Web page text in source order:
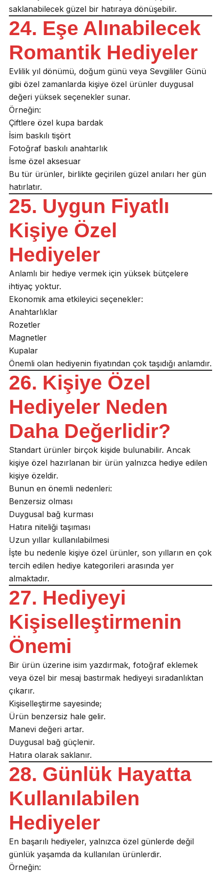
saklanabilecek güzel bir hatıraya dönüşebilir.
24. Eşe Alınabilecek
Romantik Hediyeler
Evlilik yıl dönümü, doğum günü veya Sevgililer Günü
gibi özel zamanlarda kişiye özel ürünler duygusal
değeri yüksek seçenekler sunar.
Örneğin:
Çiftlere özel kupa bardak
İsim baskılı tişört
Fotoğraf baskılı anahtarlık
İsme özel aksesuar
Bu tür ürünler, birlikte geçirilen güzel anıları her gün
hatırlatır.
25. Uygun Fiyatlı
Kişiye Özel
Hediyeler
Anlamlı bir hediye vermek için yüksek bütçelere
ihtiyaç yoktur.
Ekonomik ama etkileyici seçenekler:
Anahtarlıklar
Rozetler
Magnetler
Kupalar
Önemli olan hediyenin fiyatından çok taşıdığı anlamdır.
26. Kişiye Özel
Hediyeler Neden
Daha Değerlidir?
Standart ürünler birçok kişide bulunabilir. Ancak
kişiye özel hazırlanan bir ürün yalnızca hediye edilen
kişiye özeldir.
Bunun en önemli nedenleri:
Benzersiz olması
Duygusal bağ kurması
Hatıra niteliği taşıması
Uzun yıllar kullanılabilmesi
İşte bu nedenle kişiye özel ürünler, son yılların en çok
tercih edilen hediye kategorileri arasında yer
almaktadır.
27. Hediyeyi
Kişiselleştirmenin
Önemi
Bir ürün üzerine isim yazdırmak, fotoğraf eklemek
veya özel bir mesaj bastırmak hediyeyi sıradanlıktan
çıkarır.
Kişiselleştirme sayesinde;
Ürün benzersiz hale gelir.
Manevi değeri artar.
Duygusal bağ güçlenir.
Hatıra olarak saklanır.
28. Günlük Hayatta
Kullanılabilen
Hediyeler
En başarılı hediyeler, yalnızca özel günlerde değil
günlük yaşamda da kullanılan ürünlerdir.
Örneğin: